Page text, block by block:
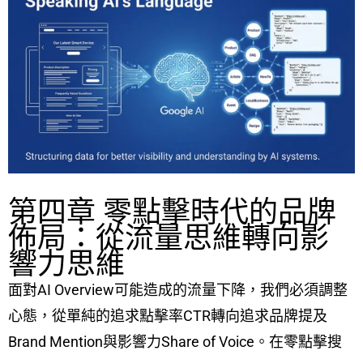
第四章 零點擊時代的品牌
佈局：從流量思維轉向影
響力思維
面對AI Overview可能造成的流量下降，我們必須調整
心態，從單純的追求點擊率CTR轉向追求品牌提及
Brand Mention與影響力Share of Voice。在零點擊搜